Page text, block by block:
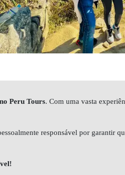
Peru Tours. Com uma vasta
responsável por garantir